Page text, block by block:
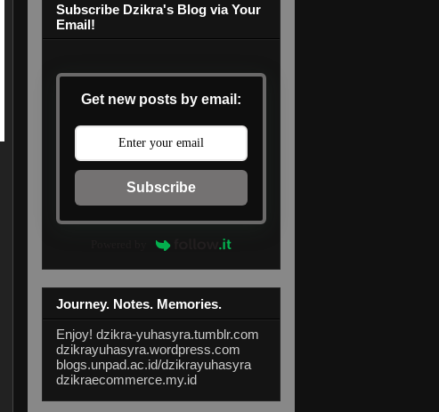
Subscribe Dzikra's Blog via Your
Email!
Get new posts by email:
Subscribe
Journey. Notes. Memories.
Enjoy! dzikra-yuhasyra.tumblr.com
dzikrayuhasyra.wordpress.com
blogs.unpad.ac.id/dzikrayuhasyra
dzikraecommerce.my.id